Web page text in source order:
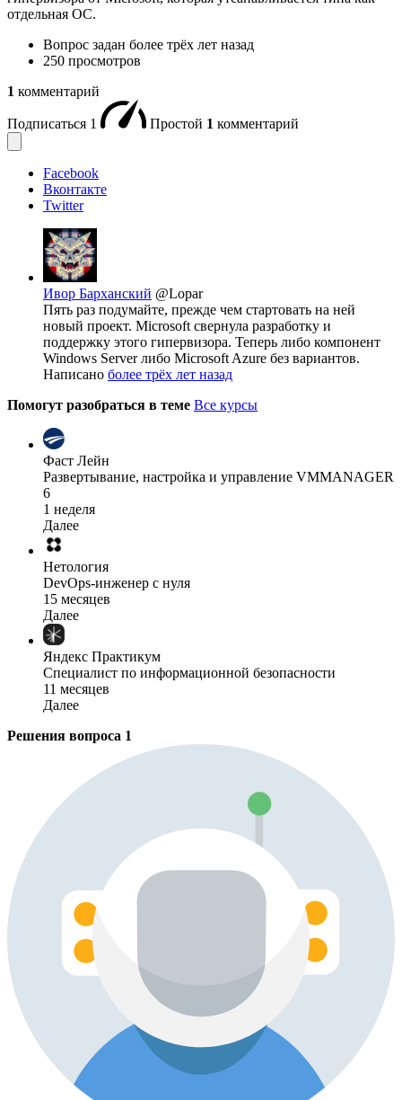
отдельная ОС.
Вопрос задан более трёх лет назад
250 просмотров
1 комментарий
Подписаться 1 Простой 1 комментарий
Facebook
Вконтакте
Twitter
Ивор Барханский @Lopar
Пять раз подумайте, прежде чем стартовать на ней
новый проект. Microsoft свернула разработку и
поддержку этого гипервизора. Теперь либо компонент
Windows Server либо Microsoft Azure без вариантов.
Написано более трёх лет назад
Помогут разобраться в теме Все курсы
Фаст Лейн
Развертывание, настройка и управление VMMANAGER
6
1 неделя
Далее
Нетология
DevOps-инженер с нуля
15 месяцев
Далее
Яндекс Практикум
Специалист по информационной безопасности
11 месяцев
Далее
Решения вопроса 1